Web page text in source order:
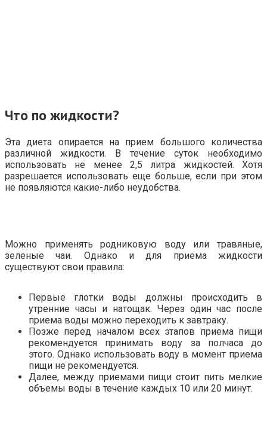
Что по жидкости?
Эта диета опирается на прием большого количества
различной жидкости. В течение суток необходимо
использовать не менее 2,5 литра жидкостей. Хотя
разрешается использовать еще больше, если при этом
не появляются какие-либо неудобства.
Можно применять родниковую воду или травяные,
зеленые чаи. Однако и для приема жидкости
существуют свои правила:
Первые глотки воды должны происходить в
утренние часы и натощак. Через один час после
приема воды можно переходить к завтраку.
Позже перед началом всех этапов приема пищи
рекомендуется принимать воду за полчаса до
этого. Однако использовать воду в момент приема
пищи не рекомендуется.
Далее, между приемами пищи стоит пить мелкие
объемы воды в течение каждых 10 или 20 минут.